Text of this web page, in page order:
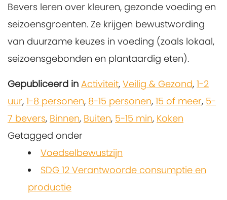
Bevers leren over kleuren, gezonde voeding en
seizoensgroenten. Ze krijgen bewustwording
van duurzame keuzes in voeding (zoals lokaal,
seizoensgebonden en plantaardig eten).
Gepubliceerd in Activiteit, Veilig & Gezond, 1-2
uur, 1-8 personen, 8-15 personen, 15 of meer, 5-
7 bevers, Binnen, Buiten, 5-15 min, Koken
Getagged onder
Voedselbewustzijn
SDG 12 Verantwoorde consumptie en
productie